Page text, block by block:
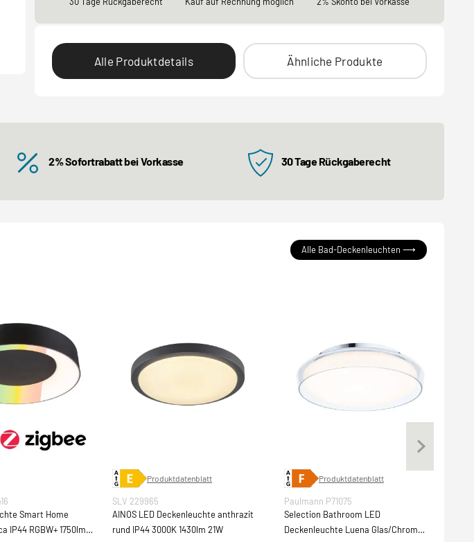
Alle Produktdetails Ähnliche Produkte
2% Sofortrabatt bei Vorkasse 30 Tage Rückgaberecht
Alle Bad-Deckenleuchten ⟶
Smart Home
1750lm
Produktdatenblatt
SLV 229965
AINOS LED Deckenleuchte anthrazit
rund IP44 3000K 1430lm 21W
Produktdatenblatt
Paulmann P71075
Selection Bathroom LED
Deckenleuchte Luena Glas/Chrom